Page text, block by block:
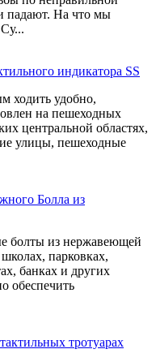
падают. На что мы
индикатора SS
ходить удобно,
на пешеходных
центральной областях,
улицы, пешеходные
Болла из
болты из нержавеющей
парковках,
банках и других
обеспечить
тротуарах